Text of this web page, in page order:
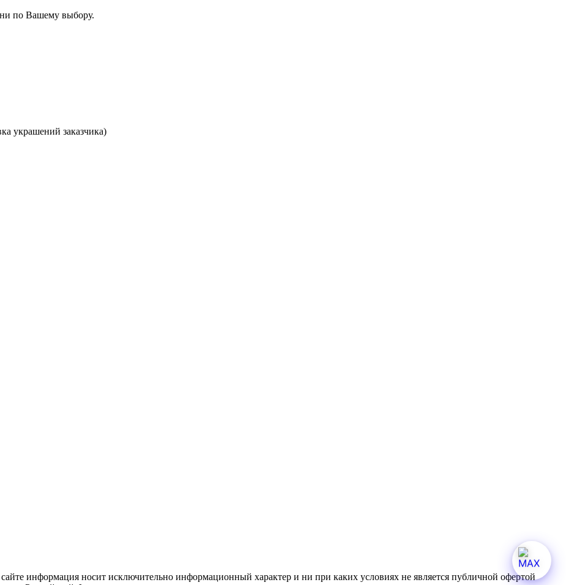
по Вашему выбору.
украшений заказчика)
информация носит исключительно информационный характер и ни при каких условиях не является публичной офертой